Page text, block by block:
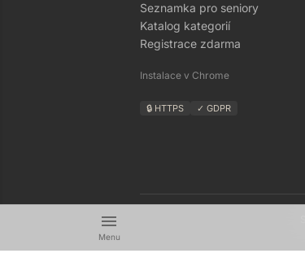
menu
Menu
Seznamka pro seniory
Katalog kategorií
Registrace zdarma
Instalace v Chrome
🔒 HTTPS ✓ GDPR